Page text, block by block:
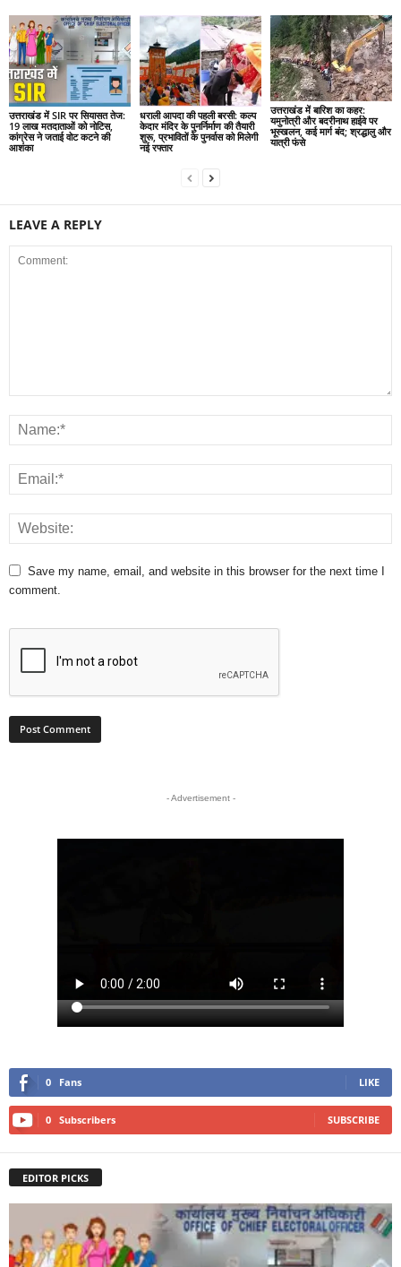
उत्तराखंड में SIR पर सियासत तेज:
19 लाख मतदाताओं को नोटिस,
कांग्रेस ने जताई वोट कटने की
आशंका
धराली आपदा की पहली बरसी: कल्प
केदार मंदिर के पुनर्निर्माण की तैयारी
शुरू, प्रभावितों के पुनर्वास को मिलेगी
नई रफ्तार
उत्तराखंड में बारिश का कहर:
यमुनोत्री और बदरीनाथ हाईवे पर
भूस्खलन, कई मार्ग बंद; श्रद्धालु और
यात्री फंसे
LEAVE A REPLY
Save my name, email, and website in this browser for the next time I
comment.
- Advertisement -
0 Fans LIKE
0 Subscribers SUBSCRIBE
EDITOR PICKS